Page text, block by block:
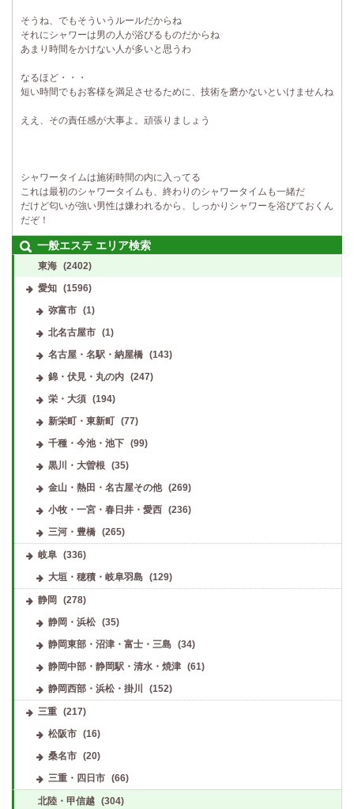
そうね、でもそういうルールだからね
それにシャワーは男の人が浴びるものだからね
あまり時間をかけない人が多いと思うわ
なるほど・・・
短い時間でもお客様を満足させるために、技術を磨かないといけませんね
ええ、その責任感が大事よ。頑張りましょう
シャワータイムは施術時間の内に入ってる
これは最初のシャワータイムも、終わりのシャワータイムも一緒だ
だけど匂いが強い男性は嫌われるから、しっかりシャワーを浴びておくん
だぞ！
一般エステ エリア検索
東海 (2402)
愛知 (1596)
弥富市
(1)
北名古屋市
(1)
名古屋・名駅・納屋橋
(143)
錦・伏見・丸の内
(247)
栄・大須
(194)
新栄町・東新町
(77)
千種・今池・池下
(99)
黒川・大曽根
(35)
金山・熱田・名古屋その他
(269)
小牧・一宮・春日井・愛西
(236)
三河・豊橋
(265)
岐阜 (336)
大垣・穂積・岐阜羽島
(129)
静岡
(278)
静岡・浜松
(35)
静岡東部・沼津・富士・三島
(34)
静岡中部・静岡駅・清水・焼津
(61)
静岡西部・浜松・掛川
(152)
三重 (217)
松阪市
(16)
桑名市
(20)
三重・四日市
(66)
北陸・甲信越 (304)